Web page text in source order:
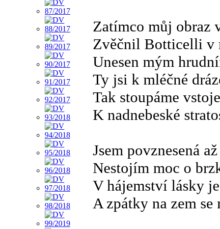
Zatímco můj obraz
Zvěčnil Botticelli v
Unesen mým
Ty jsi k mléčné
Tak stoupáme
K nadnebeské
Jsem povznesená
Nestojím moc o
V hájemství lásky
A zpátky na zem se